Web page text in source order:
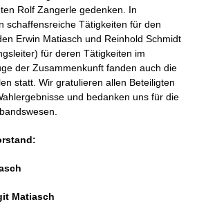
Rolf Zangerle gedenken. In
schaffensreiche Tätigkeiten für den
Erwin Matiasch und Reinhold Schmidt
für deren Tätigkeiten im
der Zusammenkunft fanden auch die
statt. Wir gratulieren allen Beteiligten
und bedanken uns für die
Matiasch